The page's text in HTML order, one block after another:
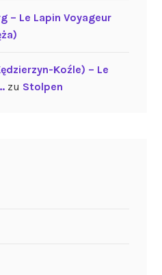
– Le Lapin Voyageur
Koźle) – Le
zu Stolpen